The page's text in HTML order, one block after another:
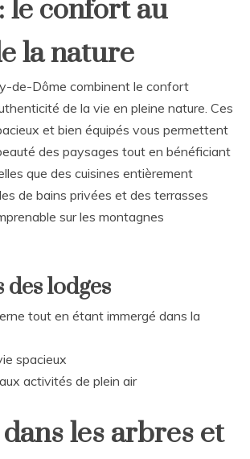
le confort au
la nature
de-Dôme combinent le confort
de la vie en pleine nature. Ces
et bien équipés vous permettent
des paysages tout en bénéficiant
que des cuisines entièrement
de bains privées et des terrasses
sur les montagnes
des lodges
tout en étant immergé dans la
spacieux
activités de plein air
les arbres et